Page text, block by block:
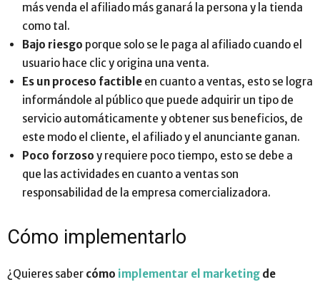
más venda el afiliado más ganará la persona y la tienda
como tal.
Bajo riesgo porque solo se le paga al afiliado cuando el
usuario hace clic y origina una venta.
Es un proceso factible en cuanto a ventas, esto se logra
informándole al público que puede adquirir un tipo de
servicio automáticamente y obtener sus beneficios, de
este modo el cliente, el afiliado y el anunciante ganan.
Poco forzoso y requiere poco tiempo, esto se debe a
que las actividades en cuanto a ventas son
responsabilidad de la empresa comercializadora.
Cómo implementarlo
¿Quieres saber cómo implementar el marketing de